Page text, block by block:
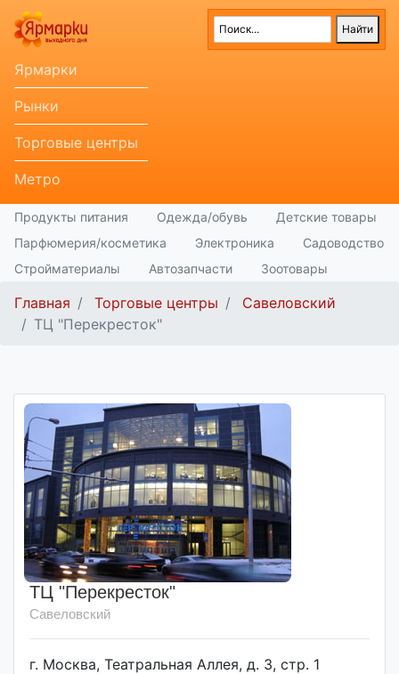
Ярмарки
Рынки
Торговые центры
Метро
Продукты питания Одежда/обувь
Детские товары
Парфюмерия/косметика
Электроника
Садоводство
Стройматериалы
Автозапчасти Зоотовары
Главная Торговые центры
Савеловский
ТЦ "Перекресток"
ТЦ "Перекресток"
Савеловский
г. Москва, Театральная Аллея, д. 3, стр. 1